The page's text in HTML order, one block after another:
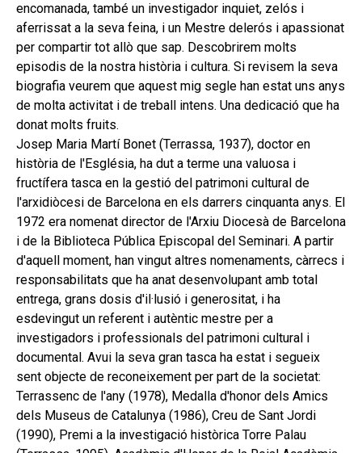
encomanada, també un investigador inquiet, zelós i
aferrissat a la seva feina, i un Mestre delerós i apassionat
per compartir tot allò que sap. Descobrirem molts
episodis de la nostra història i cultura. Si revisem la seva
biografia veurem que aquest mig segle han estat uns anys
de molta activitat i de treball intens. Una dedicació que ha
donat molts fruits.
Josep Maria Martí Bonet (Terrassa, 1937), doctor en
història de l'Església, ha dut a terme una valuosa i
fructífera tasca en la gestió del patrimoni cultural de
l'arxidiòcesi de Barcelona en els darrers cinquanta anys. El
1972 era nomenat director de l'Arxiu Diocesà de Barcelona
i de la Biblioteca Pública Episcopal del Seminari. A partir
d'aquell moment, han vingut altres nomenaments, càrrecs i
responsabilitats que ha anat desenvolupant amb total
entrega, grans dosis d'il·lusió i generositat, i ha
esdevingut un referent i autèntic mestre per a
investigadors i professionals del patrimoni cultural i
documental. Avui la seva gran tasca ha estat i segueix
sent objecte de reconeixement per part de la societat:
Terrassenc de l'any (1978), Medalla d'honor dels Amics
dels Museus de Catalunya (1986), Creu de Sant Jordi
(1990), Premi a la investigació històrica Torre Palau